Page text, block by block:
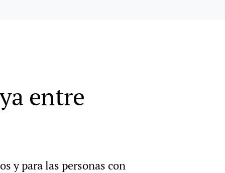
entre
y para las personas con